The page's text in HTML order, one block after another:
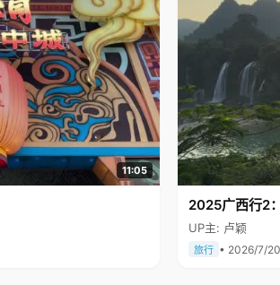
11:05
2025广西行2
UP主: 卢颖
旅行 • 2026/7/20